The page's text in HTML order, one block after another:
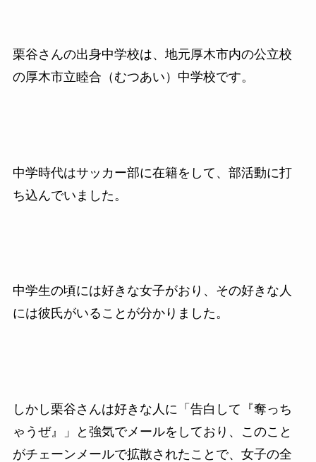
栗谷さんの出身中学校は、地元厚木市内の公立校
の厚木市立睦合（むつあい）中学校です。
中学時代はサッカー部に在籍をして、部活動に打
ち込んでいました。
中学生の頃には好きな女子がおり、その好きな人
には彼氏がいることが分かりました。
しかし栗谷さんは好きな人に「告白して『奪っち
ゃうぜ』」と強気でメールをしており、このこと
がチェーンメールで拡散されたことで、女子の全